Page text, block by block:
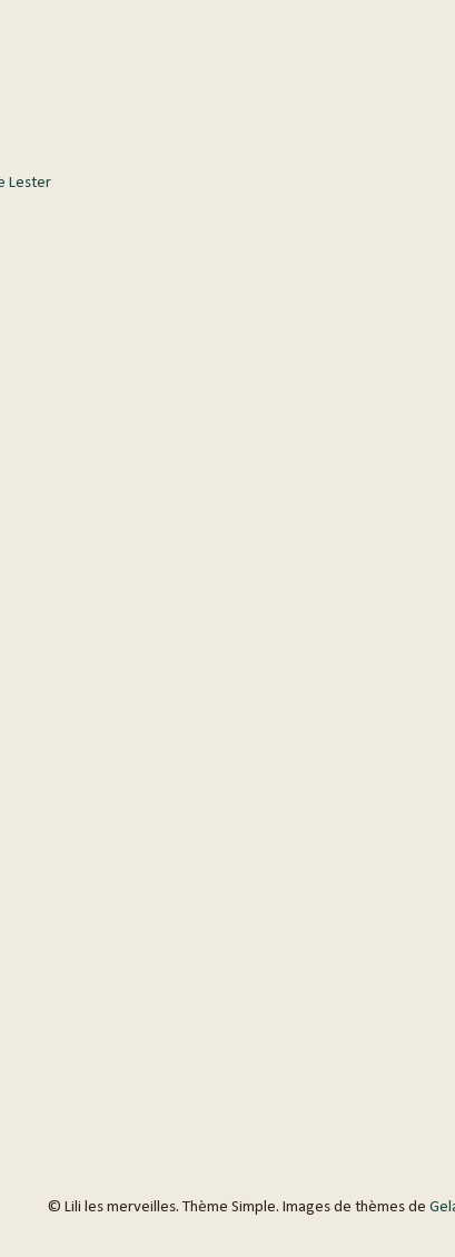
Lester
© Lili les merveilles. Thème Simple. Images de thèmes de